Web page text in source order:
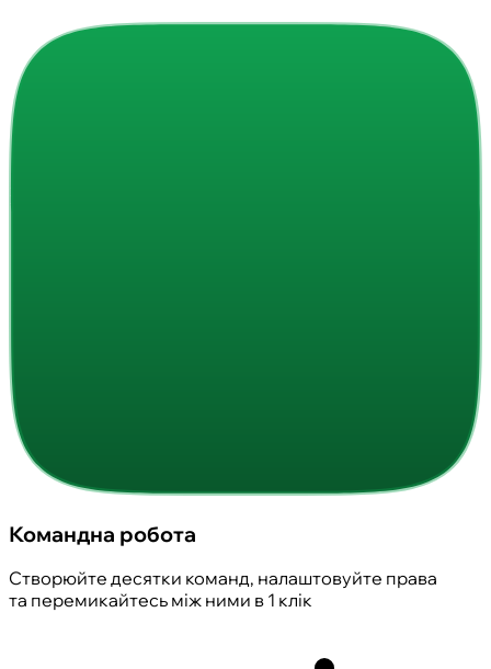
Командна робота
Створюйте десятки команд, налаштовуйте права
та перемикайтесь між ними в 1 клік